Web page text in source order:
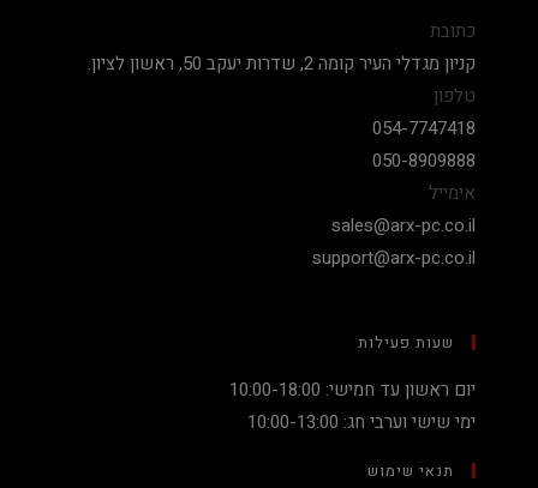
כתובת
קניון מגדלי העיר קומה 2, שדרות יעקב 50, ראשון לציון.
טלפון
054-7747418
050-8909888
אימייל
sales@arx-pc.co.il
support@arx-pc.co.il
שעות פעילות
יום ראשון עד חמישי: 10:00-18:00
ימי שישי וערבי חג: 10:00-13:00
תנאי שימוש